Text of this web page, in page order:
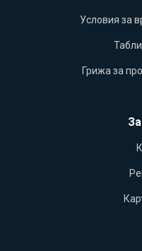
Условия за
Грижа за